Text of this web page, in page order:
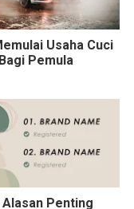
Usaha Cuci
Pemula
Alasan Penting